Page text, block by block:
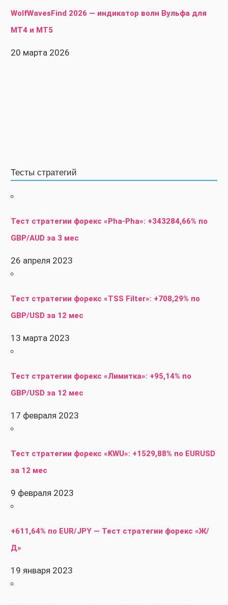
WolfWavesFind 2026 — индикатор волн Вульфа для
MT4 и MT5
20 марта 2026
Тесты стратегий
Тест стратегии форекс «Pha-Pha»: +343284,66% по
GBP/AUD за 3 мес
26 апреля 2023
Тест стратегии форекс «TSS Filter»: +708,29% по
GBP/USD за 12 мес
13 марта 2023
Тест стратегии форекс «Лимитка»: +95,14% по
GBP/USD за 12 мес
17 февраля 2023
Тест стратегии форекс «KWU»: +1529,88% по EURUSD
за 12 мес
9 февраля 2023
+611,64% по EUR/JPY — Тест стратегии форекс «Ж/
Д»
19 января 2023